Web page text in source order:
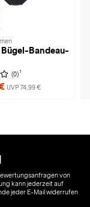
Bügel-Bandeau-
(0) 1
UVP 74,99 €
von
kann jederzeit auf
jeder E-Mail widerrufen